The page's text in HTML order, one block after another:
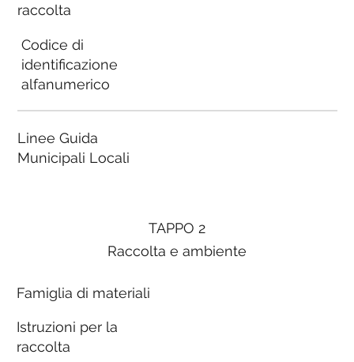
raccolta
Codice di
identificazione
alfanumerico
Linee Guida
Municipali Locali
TAPPO 2
Raccolta e ambiente
Famiglia di materiali
Istruzioni per la
raccolta